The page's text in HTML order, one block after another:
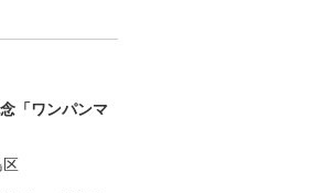
「ワンパンマ